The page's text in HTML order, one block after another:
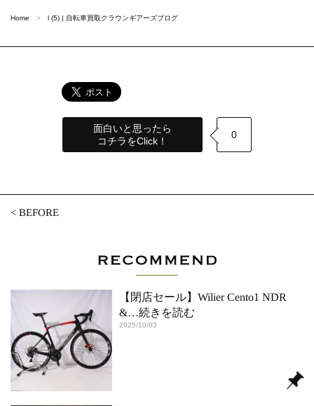
Home l (5) | 自転車買取クラウンギアーズブログ
面白いと思ったら
コチラをClick！
0
<BEFORE
【閉店セール】Wilier Cento1 NDR
&…続きを読む
2025/10/03